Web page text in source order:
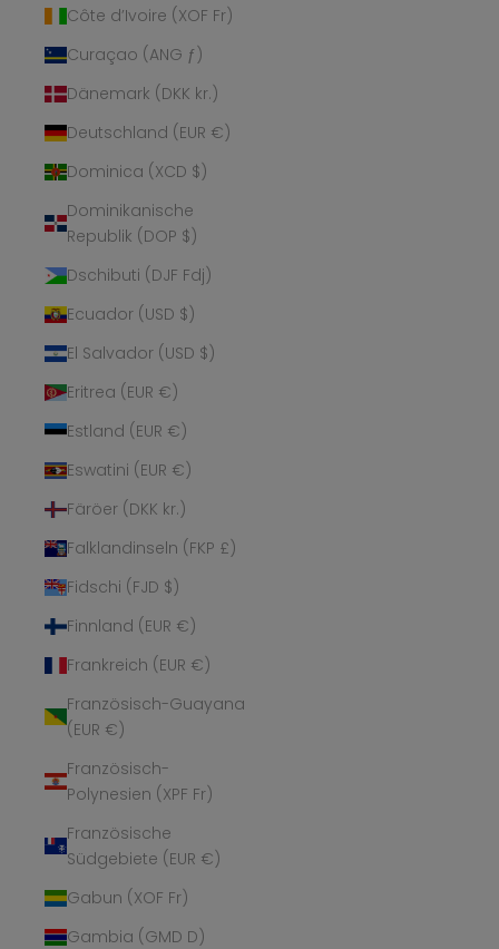
Côte d’Ivoire (XOF Fr)
Curaçao (ANG ƒ)
Dänemark (DKK kr.)
Deutschland (EUR €)
Dominica (XCD $)
Dominikanische
Republik (DOP $)
Dschibuti (DJF Fdj)
Ecuador (USD $)
El Salvador (USD $)
Eritrea (EUR €)
Estland (EUR €)
Eswatini (EUR €)
Färöer (DKK kr.)
Falklandinseln (FKP £)
Fidschi (FJD $)
Finnland (EUR €)
Frankreich (EUR €)
Französisch-Guayana
(EUR €)
Französisch-
Polynesien (XPF Fr)
Französische
Südgebiete (EUR €)
Gabun (XOF Fr)
Gambia (GMD D)